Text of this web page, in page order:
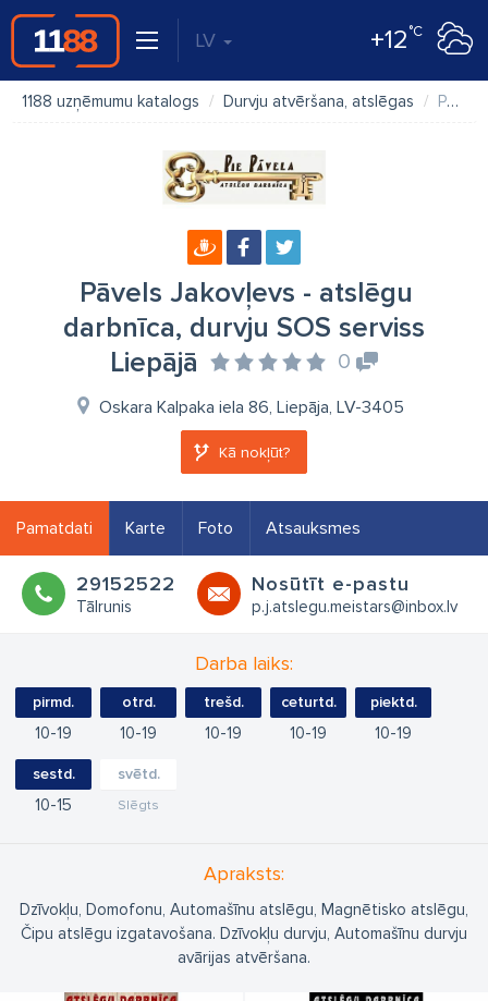
LV +12°C
1188 uzņēmumu katalogs Durvju atvēršana, atslēgas Pāvels Jakovļevs - atslēgu darbnīca, durvju SOS serviss Liepājā
Pāvels Jakovļevs - atslēgu
darbnīca, durvju SOS serviss
Liepājā
0
Oskara Kalpaka iela 86, Liepāja, LV-3405
Kā nokļūt?
Pamatdati Karte Foto Atsauksmes
29152522
Tālrunis
Nosūtīt e-pastu
p.j.atslegu.meistars@inbox.lv
Darba laiks:
pirmd.
10 19
otrd.
10 19
trešd.
10 19
ceturtd.
10 19
piektd.
10 19
sestd.
10 15
svētd.
Slēgts
Apraksts:
Dzīvokļu, Domofonu, Automašīnu atslēgu, Magnētisko atslēgu,
Čipu atslēgu izgatavošana. Dzīvokļu durvju, Automašīnu durvju
avārijas atvēršana.